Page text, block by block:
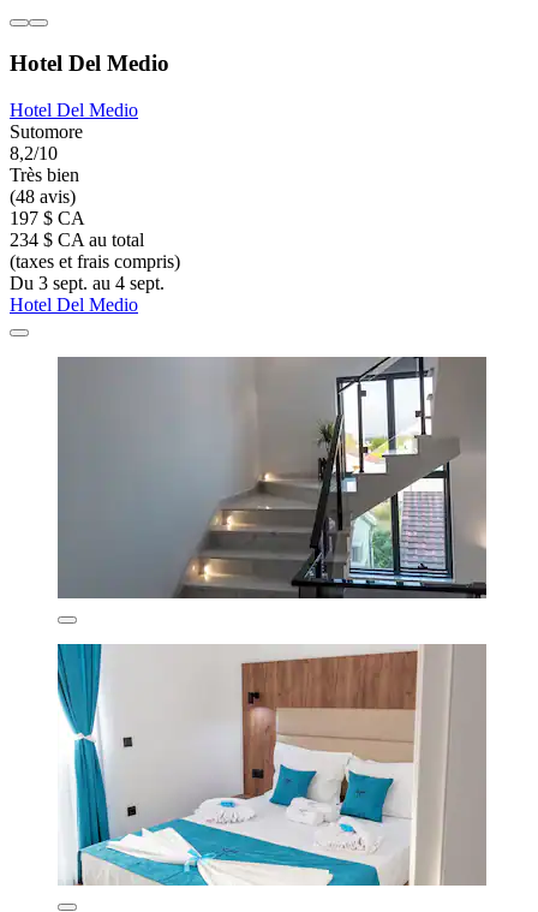
Hotel Del Medio
Hotel Del Medio
Sutomore
8,2/10
Très bien
(48 avis)
197 $ CA
234 $ CA au total
(taxes et frais compris)
Du 3 sept. au 4 sept.
Hotel Del Medio